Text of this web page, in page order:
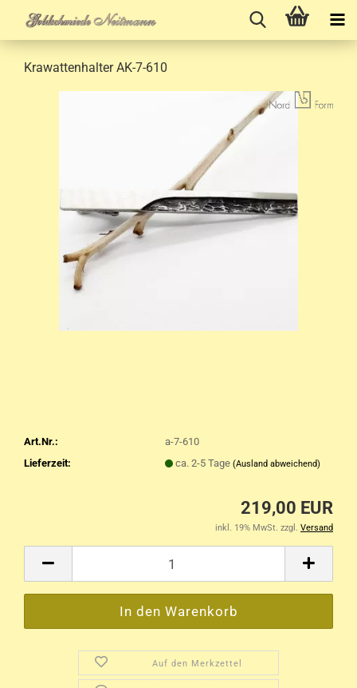
Krawattenhalter AK-7-610
Art.Nr.:
a-7-610
Lieferzeit:
ca. 2-5 Tage (Ausland abweichend)
219,00 EUR
inkl. 19% MwSt. zzgl. Versand
Auf den Merkzettel